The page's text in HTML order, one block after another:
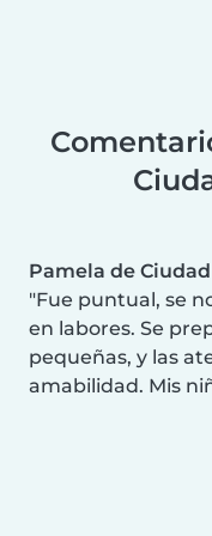
Pamela de
Fue puntual, se
en labores. Se
pequeñas, y las
amabilidad. Mis